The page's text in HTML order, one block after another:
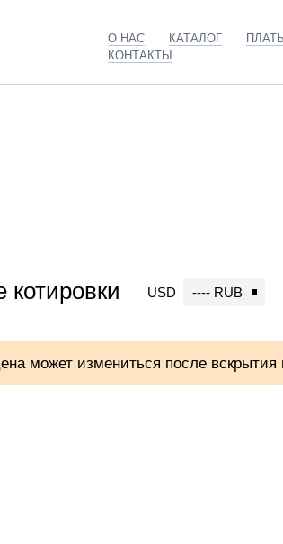
О НАС КАТАЛОГ ПЛАТЫ
КОНТАКТЫ
USD ---- RUB
может измениться после вскрытия